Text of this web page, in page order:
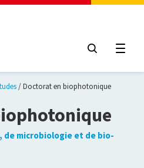
Aller au contenu principal
Doctorat en biophotonique
microbiologie et de bio-